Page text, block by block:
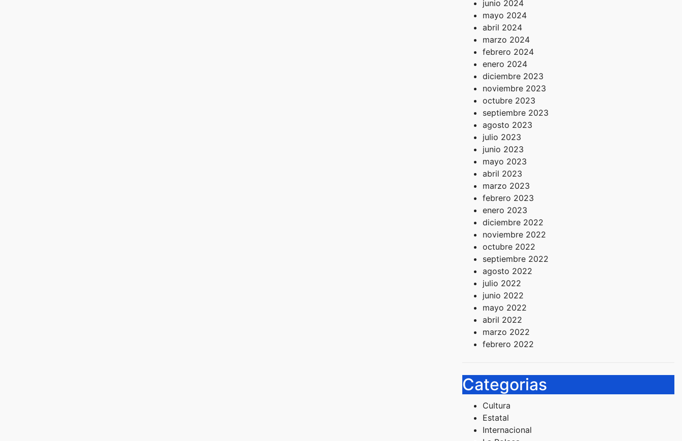
junio 2024
mayo 2024
abril 2024
marzo 2024
febrero 2024
enero 2024
diciembre 2023
noviembre 2023
octubre 2023
septiembre 2023
agosto 2023
julio 2023
junio 2023
mayo 2023
abril 2023
marzo 2023
febrero 2023
enero 2023
diciembre 2022
noviembre 2022
octubre 2022
septiembre 2022
agosto 2022
julio 2022
junio 2022
mayo 2022
abril 2022
marzo 2022
febrero 2022
Categorias
Cultura
Estatal
Internacional